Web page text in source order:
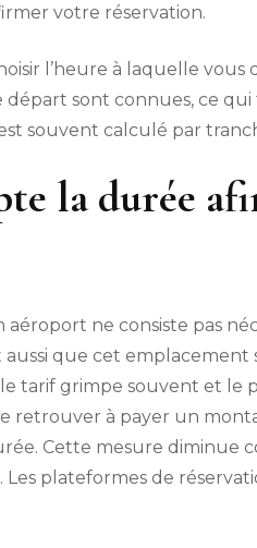
votre réservation.
l’heure à laquelle
départ sont connues, ce
souvent calculé par
la durée
ne consiste pas
que cet emplacement
tarif grimpe souvent et
retrouver à payer un
Cette mesure diminue
Les plateformes de